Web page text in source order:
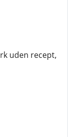
uden recept,